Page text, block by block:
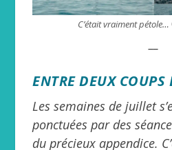
C’était vraiment pétole…
ENTRE DEUX
Les semaines de juillet
ponctuées par des
du précieux appendice.